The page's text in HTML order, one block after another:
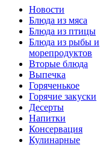
Новости
Блюда из мяса
Блюда из птицы
Блюда из рыбы и
морепродуктов
Вторые блюда
Выпечка
Горяченькое
Горячие закуски
Десерты
Напитки
Консервация
Кулинарные